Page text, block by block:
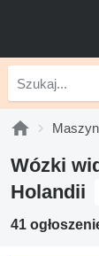
Wózki
Holandii
41